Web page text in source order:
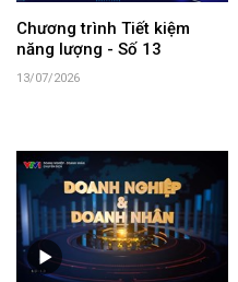
Chương trình Tiết kiệm
năng lượng - Số 13
13/07/2026